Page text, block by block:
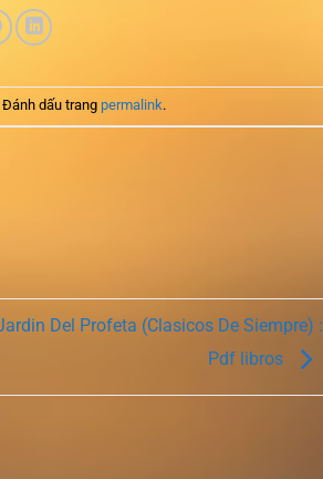
Đánh dấu trang permalink.
Del Profeta (Clasicos De Siempre) :
Pdf libros